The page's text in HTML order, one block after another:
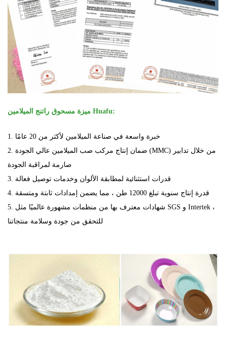
ميزة مسحوق راتنج الميلامين Huafu:
1. خبرة واسعة في صناعة الميلامين لأكثر من 20 عامًا
2. ضمان إنتاج مركب صب الميلامين عالي الجودة (MMC) من خلال تدابير
صارمة لمراقبة الجودة
3. قدرات استثنائية لمطابقة الألوان وخدمات توصيل فعالة
4. قدرة إنتاج سنوية تبلغ 12000 طن ، مما يضمن إمدادات ثابتة ومتسقة
5. شهادات معترف بها من منظمات مشهورة عالميًا مثل SGS و Intertek ،
للتحقق من جودة وسلامة منتجاتنا